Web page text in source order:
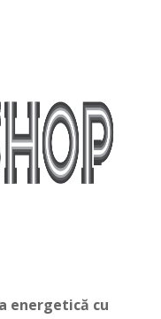
energetică cu